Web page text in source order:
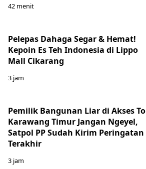
42 menit
Pelepas Dahaga Segar & Hemat!
Kepoin Es Teh Indonesia di Lippo
Mall Cikarang
3 jam
Pemilik Bangunan Liar di Akses
Karawang Timur Jangan Ngeyel,
Satpol PP Sudah Kirim Peringatan
Terakhir
3 jam